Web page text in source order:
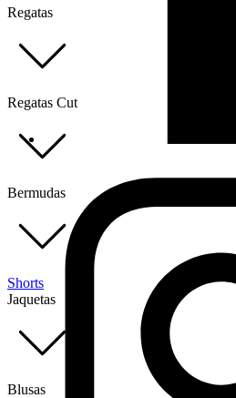
Regatas
Regatas Cut
Bermudas
Shorts
Jaquetas
Blusas